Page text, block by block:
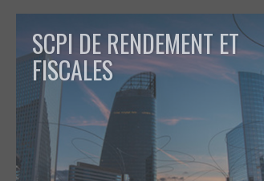
SCPI DE RENDEMENT ET
FISCALES